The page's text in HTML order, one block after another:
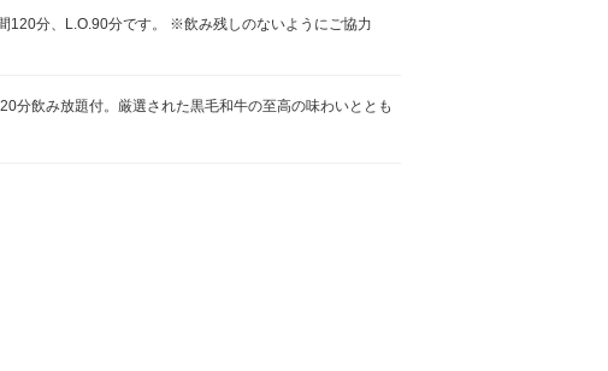
分、L.O.90分です。 ※飲み残しのないようにご協力
分飲み放題付。厳選された黒毛和牛の至高の味わいととも